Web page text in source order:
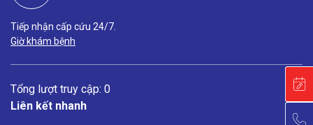
Tiếp nhận cấp cứu 24/7.
Giờ khám bệnh
Tổng lượt truy cập: 0
Liên kết nhanh